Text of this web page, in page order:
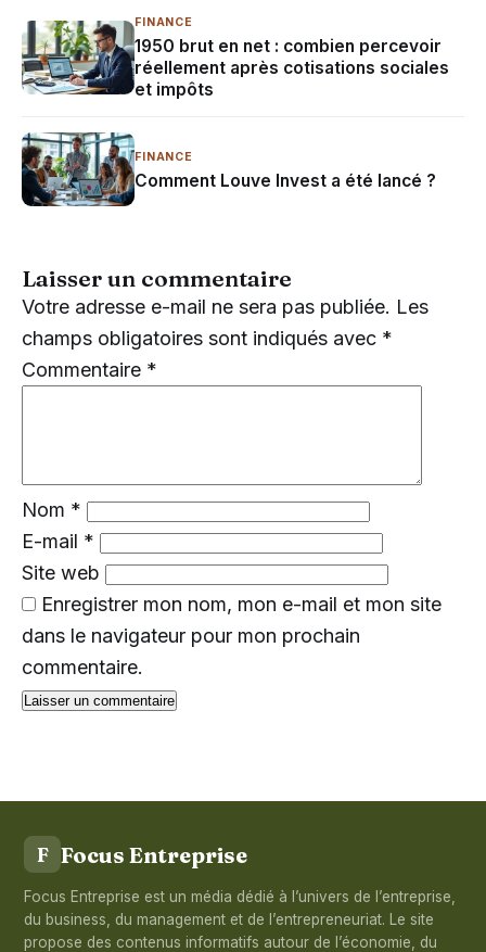
FINANCE
1950 brut en net : combien percevoir
réellement après cotisations sociales
et impôts
FINANCE
Comment Louve Invest a été lancé ?
Laisser un commentaire
Votre adresse e-mail ne sera pas publiée. Les
champs obligatoires sont indiqués avec *
Commentaire *
Nom *
E-mail *
Site web
Enregistrer mon nom, mon e-mail et mon site
dans le navigateur pour mon prochain
commentaire.
F Focus Entreprise
Focus Entreprise est un média dédié à l’univers de l’entreprise,
du business, du management et de l’entrepreneuriat. Le site
propose des contenus informatifs autour de l’économie, du